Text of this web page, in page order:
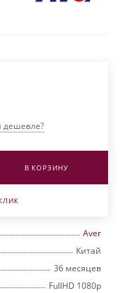
В КОРЗИНУ
Aver
Китай
36 месяцев
FullHD 1080p